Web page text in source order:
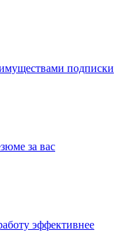
подписки
за вас
эффективнее